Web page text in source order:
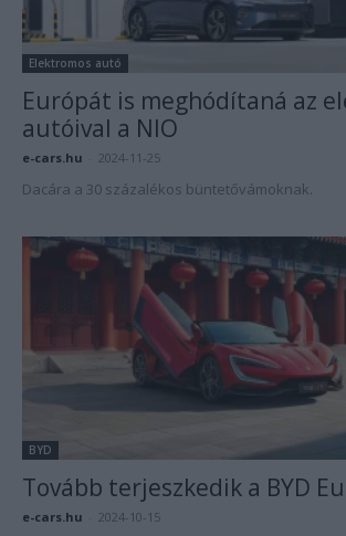
Elektromos autó
Európát is meghódítaná az
autóival a NIO
e-cars.hu 2024-11-25
Dacára a 30 százalékos büntetővámoknak.
BYD
Tovább terjeszkedik a BYD
e-cars.hu 2024-10-15